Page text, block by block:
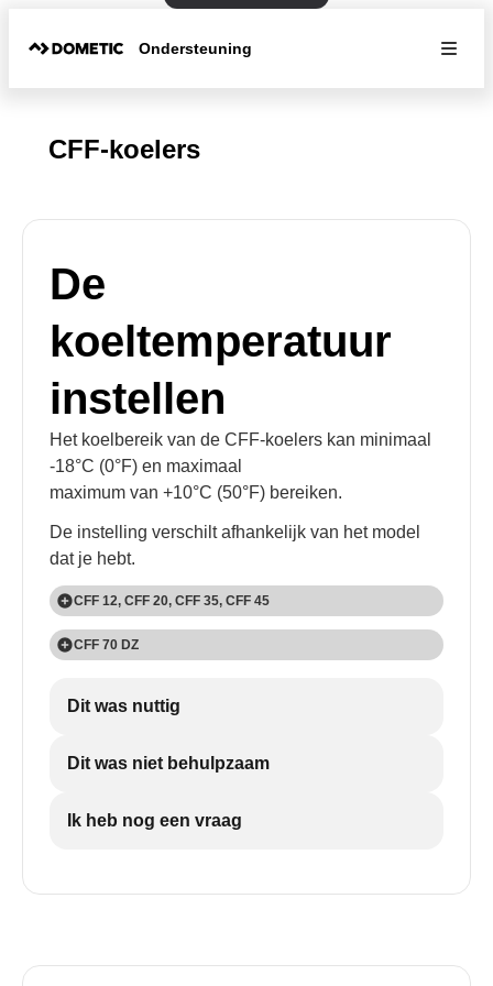
Ondersteuning
CFF-koelers
De
koeltemperatuur
instellen
Het koelbereik van de CFF-koelers kan minimaal
-18°C (0°F) en maximaal
maximum van +10°C (50°F) bereiken.
De instelling verschilt afhankelijk van het model
dat je hebt.
CFF 12, CFF 20, CFF 35, CFF 45
1
Gebruik de knoppen 'UP +' en 'DOWN -' om de
CFF 70 DZ
Druk op de knop 'SET':
Dit was nuttig
Dit was niet behulpzaam
Ik heb nog een vraag